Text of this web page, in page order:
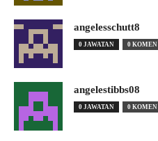
angelesschutt8
0 JAWATAN 0 KOMEN
angelestibbs08
0 JAWATAN 0 KOMEN